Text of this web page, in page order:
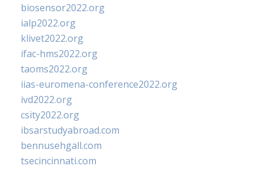
biosensor2022.org
ialp2022.org
klivet2022.org
ifac-hms2022.org
taoms2022.org
iias-euromena-conference2022.org
ivd2022.org
csity2022.org
ibsarstudyabroad.com
bennusehgall.com
tsecincinnati.com